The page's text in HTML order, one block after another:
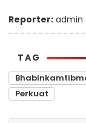
Reporter: admin
TAG
Perkuat